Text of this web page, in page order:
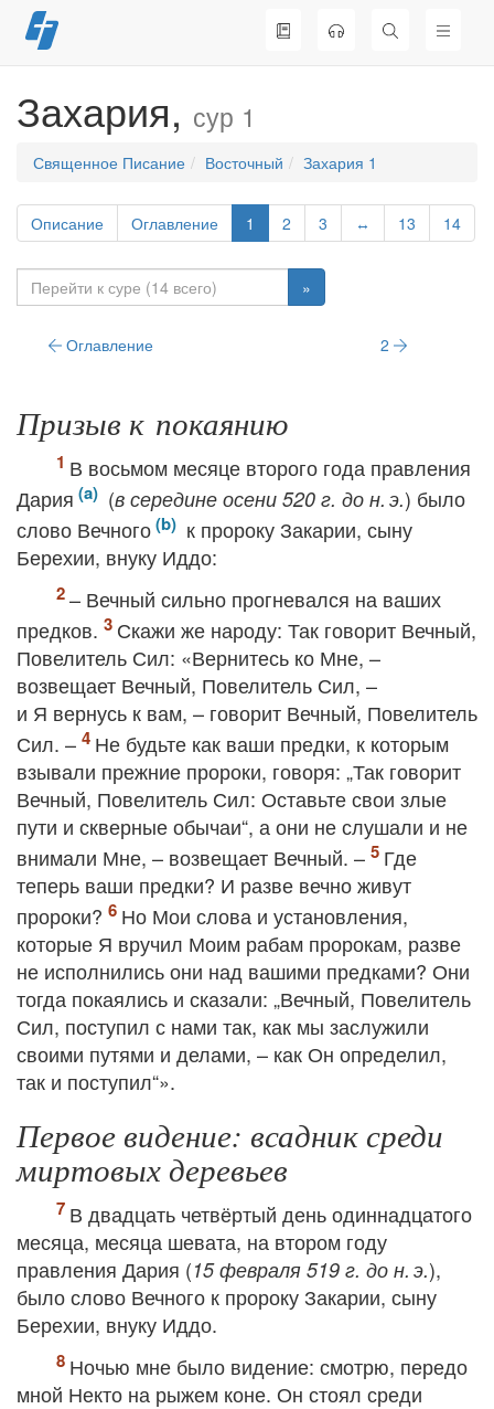
Перейти
к
Захария, сур 1
Священное Писание Восточный Захария 1
Описание Оглавление 1 2 3 ↔ 13 14
»
Оглавление 2
Призыв к покаянию
В восьмом месяце второго года правления
Дария
(в середине осени 520 г. до н. э.) было
слово Вечного
к пророку Закарии, сыну
Берехии, внуку Иддо:
– Вечный сильно прогневался на ваших
предков.
Скажи же народу: Так говорит Вечный,
Повелитель Сил: «Вернитесь ко Мне, –
возвещает Вечный, Повелитель Сил, –
и Я вернусь к вам, – говорит Вечный, Повелитель
Сил. –
Не будьте как ваши предки, к которым
взывали прежние пророки, говоря: „Так говорит
Вечный, Повелитель Сил: Оставьте свои злые
пути и скверные обычаи“, а они не слушали и не
внимали Мне, – возвещает Вечный. –
Где
теперь ваши предки? И разве вечно живут
пророки?
Но Мои слова и установления,
которые Я вручил Моим рабам пророкам, разве
не исполнились они над вашими предками? Они
тогда покаялись и сказали: „Вечный, Повелитель
Сил, поступил с нами так, как мы заслужили
своими путями и делами, – как Он определил,
так и поступил“».
Первое видение: всадник среди
миртовых деревьев
В двадцать четвёртый день одиннадцатого
месяца, месяца шевата, на втором году
правления Дария (15 февраля 519 г. до н. э.),
было слово Вечного к пророку Закарии, сыну
Берехии, внуку Иддо.
Ночью мне было видение: смотрю, передо
мной Некто на рыжем коне. Он стоял среди